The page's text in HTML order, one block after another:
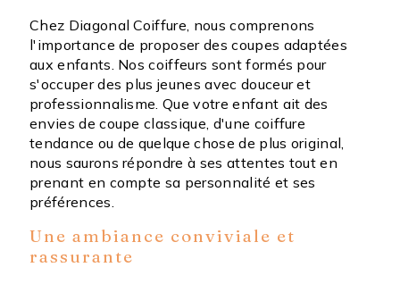
Chez Diagonal Coiffure, nous comprenons
l'importance de proposer des coupes adaptées
aux enfants. Nos coiffeurs sont formés pour
s'occuper des plus jeunes avec douceur et
professionnalisme. Que votre enfant ait des
envies de coupe classique, d'une coiffure
tendance ou de quelque chose de plus original,
nous saurons répondre à ses attentes tout en
prenant en compte sa personnalité et ses
préférences.
Une ambiance conviviale et
rassurante